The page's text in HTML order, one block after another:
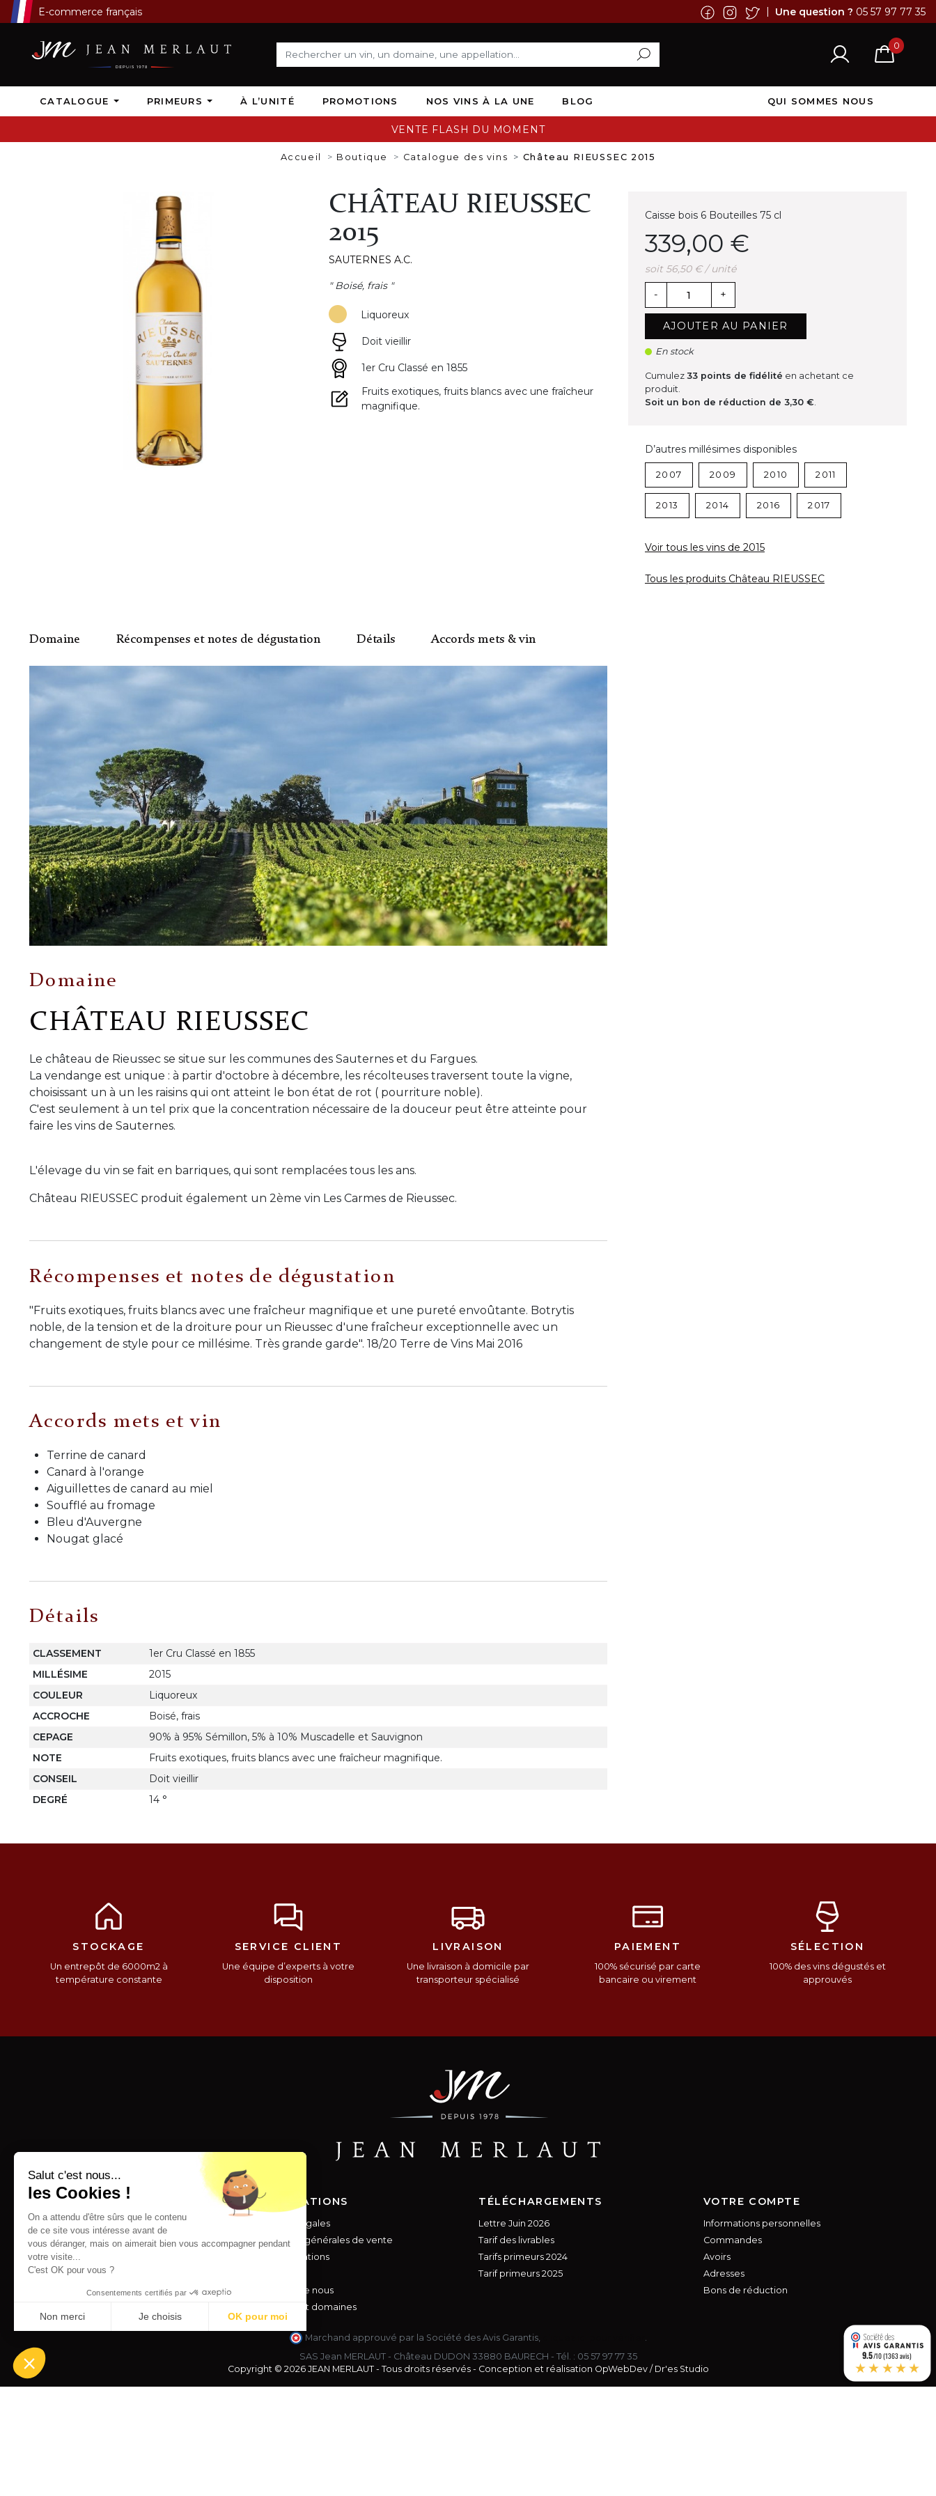
E-commerce français | Une question ? 05 57 97 77 35
0
CATALOGUE PRIMEURS À L’UNITÉ PROMOTIONS NOS VINS À LA UNE BLOG QUI SOMMES NOUS
VENTE FLASH DU MOMENT
Accueil Boutique Catalogue des vins Château RIEUSSEC 2015
CHÂTEAU RIEUSSEC
2015
SAUTERNES A.C.
" Boisé, frais "
Liquoreux
Doit vieillir
1er Cru Classé en 1855
Fruits exotiques, fruits blancs avec une fraîcheur
magnifique.
Caisse bois 6 Bouteilles 75 cl
339,00 €
soit 56,50 € / unité
- +
AJOUTER AU PANIER
En stock
Cumulez 33points de fidélité en achetant ce
produit.
Soit un bon de réduction de 3,30 €.
D’autres millésimes disponibles
2007 2009 2010 2011
2013 2014 2016 2017
Voir tous les vins de 2015
Tous les produits Château RIEUSSEC
Domaine Récompenses et notes de dégustation Détails Accords mets & vin
Domaine
CHÂTEAU RIEUSSEC
Le château de Rieussec se situe sur les communes des Sauternes et du Fargues.
La vendange est unique : à partir d'octobre à décembre, les récolteuses traversent toute la vigne,
choisissant un à un les raisins qui ont atteint le bon état de rot ( pourriture noble).
C'est seulement à un tel prix que la concentration nécessaire de la douceur peut être atteinte pour
faire les vins de Sauternes.
L'élevage du vin se fait en barriques, qui sont remplacées tous les ans.
Château RIEUSSEC produit également un 2ème vin Les Carmes de Rieussec.
Récompenses et notes de dégustation
"Fruits exotiques, fruits blancs avec une fraîcheur magnifique et une pureté envoûtante. Botrytis
noble, de la tension et de la droiture pour un Rieussec d'une fraîcheur exceptionnelle avec un
changement de style pour ce millésime. Très grande garde". 18/20 Terre de Vins Mai 2016
Accords mets et vin
Terrine de canard
Canard à l'orange
Aiguillettes de canard au miel
Soufflé au fromage
Bleu d'Auvergne
Nougat glacé
Détails
CLASSEMENT
1er Cru Classé en 1855
MILLÉSIME
2015
COULEUR
Liquoreux
ACCROCHE
Boisé, frais
CEPAGE
90% à 95% Sémillon, 5% à 10% Muscadelle et Sauvignon
NOTE
Fruits exotiques, fruits blancs avec une fraîcheur magnifique.
CONSEIL
Doit vieillir
DEGRÉ
14 °
STOCKAGE
Un entrepôt de 6000m2 à
température constante
SERVICE CLIENT
Une équipe d’experts à votre
disposition
LIVRAISON
Une livraison à domicile par
transporteur spécialisé
PAIEMENT
100% sécurisé par carte
bancaire ou virement
SÉLECTION
100% des vins dégustés et
approuvés
SERVICES
Livraison
Paiement sécurisé
Nous contacter
Foire aux questions
INFORMATIONS
Mentions légales
Conditions générales de vente
Nos appellations
A propos de nous
Châteaux et domaines
TÉLÉCHARGEMENTS
Lettre Juin 2026
Tarif des livrables
Tarifs primeurs 2024
Tarif primeurs 2025
VOTRE COMPTE
Informations personnelles
Commandes
Avoirs
Adresses
Bons de réduction
Marchand approuvé par la Société des Avis Garantis,
SAS Jean MERLAUT - Château DUDON 33880 BAURECH - Tél. : 05 57 97 77 35
Copyright © 2026 JEAN MERLAUT - Tous droits réservés - Conception et réalisation OpWebDev/ Dr'es Studio
Salut c'est nous...
les Cookies !
On a attendu d'être sûrs que le contenu
de ce site vous intéresse avant de
vous déranger, mais on aimerait bien vous accompagner pendant
votre visite...
C'est OK pour vous ?
Consentements certifiés par
Non merci Je choisis OK pour moi
Plateforme de Gestion du Consentement : Personnalisez vos Options
Notre plateforme vous permet d'adapter et de gérer vos paramètres de confidentialité, en garantissant la conformité avec les réglementations. Personnalisez vos préférences pour
9.5/10 (1363 avis)
★★★★★